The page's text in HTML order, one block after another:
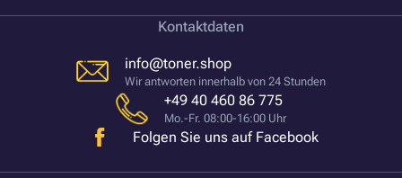
Kontaktdaten
info@toner.shop
Wir antworten innerhalb von 24 Stunden
+49 40 460 86 775
Mo.-Fr. 08:00-16:00 Uhr
Folgen Sie uns auf Facebook